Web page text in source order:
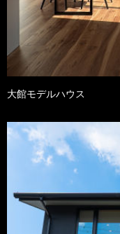
大館モデルハウス